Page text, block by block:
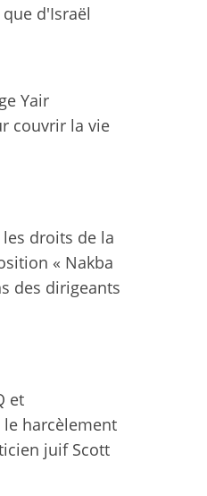
d'Israël
Yair
couvrir la vie
droits de la
« Nakba
des dirigeants
et
harcèlement
juif Scott